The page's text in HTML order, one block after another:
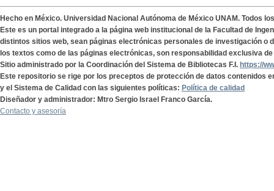
Hecho en México. Universidad Nacional Autónoma de México UNAM. Todos
Este es un portal integrado a la página web institucional de la Facultad de
distintos sitios web, sean páginas electrónicas personales de investigación o
los textos como de las páginas electrónicas, son responsabilidad exclusiva
Sitio administrado por la Coordinación del Sistema de Bibliotecas F.I. https://
Este repositorio se rige por los preceptos de protección de datos contenidos
y el Sistema de Calidad con las siguientes políticas: Política de calidad
Diseñador y administrador: Mtro Sergio Israel Franco García.
Contacto y asesoría